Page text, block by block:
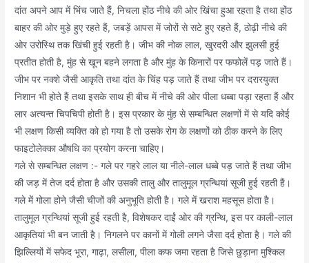
दांत अपने आप में भिंच जाते हैं, निचला होंठ नीचे की ओर खिंचा हुआ रहता है तथा होंठ
बाहर की ओर मुड़े हुए रहते हैं, जबड़ें आपस में जोरों से सटे हुए रहते हैं, ठोढ़ी नीचे की
ओर उरोस्थि तक खिंची हुई रहती है। जीभ की नोक लाल, खुरदरी और झुलसी हुई
प्रतीत होती है, मुंह से खून बहने लगता है और मुंह के किनारों पर फफोलें पड़ जाते हैं।
जीभ पर नक्शे जैसी आकृति तथा दांत के चिंह पड़ जाते हैं तथा जीभ पर दरारयुक्त
निशान भी होते हैं तथा इसके साथ ही बीच में नीचे की ओर पीला धब्बा पड़ा रहता हैं और
लार अत्यन्त चिपचिपी होती है। इस प्रकार के मुंह से सम्बन्धित लक्षणों में से यदि कोई
भी लक्षण किसी व्यक्ति को हो गया है तो उसके रोग के लक्षणों को ठीक करने के लिए
फाइटोलेक्का औषधि का प्रयोग करना चाहिए।
गले से सम्बन्धित लक्षण :- गले पर गहरे लाल या नीले-लाल धब्बे पड़ जाते हैं तथा जीभ
की जड़ में तेज दर्द होता है और उसकी तालु और तालुमूल ग्रन्थियां सूजी हुई रहती हैं।
गले में गोला होने जैसी चीजों की अनुभूति होती है। गले में खराश महसूस होता है।
तालुमूल ग्रन्थियां सूजी हुई रहती है, विशेषकर दाईं ओर की ग्रन्थि, इस पर काली-लाल
आकृतियां भी बन जाती है। निगलने पर कानों में गोली लगने जैसा दर्द होता है। गले की
झिल्लियों में सफेद भूरा, गाढ़ा, लसीला, पीला कफ जमा रहता है जिसे छुड़ाना मुश्किल